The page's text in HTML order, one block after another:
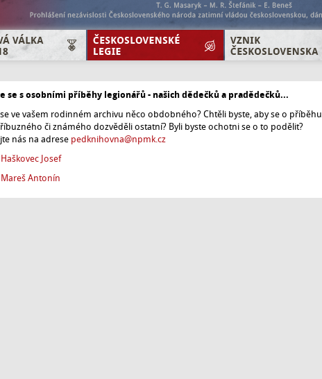
se s osobními příběhy legionářů - našich dědečků a pradědečků...
ve vašem rodinném archivu něco obdobného? Chtěli byste, aby se o příběhu
či známého dozvěděli ostatní? Byli byste ochotni se o to podělit?
nás na adrese pedknihovna@npmk.cz
Josef
Antonín